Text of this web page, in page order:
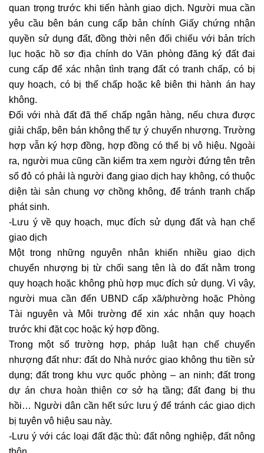
quan trọng trước khi tiến hành giao dịch. Người mua cần
yêu cầu bên bán cung cấp bản chính Giấy chứng nhận
quyền sử dụng đất, đồng thời nên đối chiếu với bản trích
lục hoặc hồ sơ địa chính do Văn phòng đăng ký đất đai
cung cấp để xác nhận tình trạng đất có tranh chấp, có bị
quy hoạch, có bị thế chấp hoặc kê biên thi hành án hay
không.
Đối với nhà đất đã thế chấp ngân hàng, nếu chưa được
giải chấp, bên bán không thể tự ý chuyển nhượng. Trường
hợp vẫn ký hợp đồng, hợp đồng có thể bị vô hiệu. Ngoài
ra, người mua cũng cần kiểm tra xem người đứng tên trên
sổ đỏ có phải là người đang giao dịch hay không, có thuộc
diện tài sản chung vợ chồng không, để tránh tranh chấp
phát sinh.
-Lưu ý về quy hoạch, mục đích sử dụng đất và hạn chế
giao dịch
Một trong những nguyên nhân khiến nhiều giao dịch
chuyển nhượng bị từ chối sang tên là do đất nằm trong
quy hoạch hoặc không phù hợp mục đích sử dụng. Vì vậy,
người mua cần đến UBND cấp xã/phường hoặc Phòng
Tài nguyên và Môi trường để xin xác nhận quy hoạch
trước khi đặt cọc hoặc ký hợp đồng.
Trong một số trường hợp, pháp luật hạn chế chuyển
nhượng đất như: đất do Nhà nước giao không thu tiền sử
dụng; đất trong khu vực quốc phòng – an ninh; đất trong
dự án chưa hoàn thiện cơ sở hạ tầng; đất đang bị thu
hồi… Người dân cần hết sức lưu ý để tránh các giao dịch
bị tuyên vô hiệu sau này.
-Lưu ý với các loại đất đặc thù: đất nông nghiệp, đất nông